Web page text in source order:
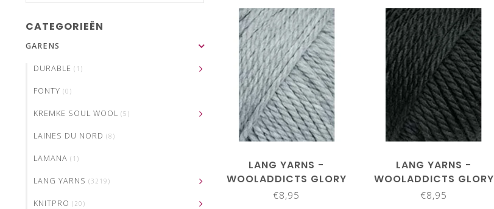
CATEGORIEËN
GARENS
DURABLE (1)
FONTY (0)
KREMKE SOUL WOOL (5)
LAINES DU NORD (8)
LAMANA (1)
LANG YARNS (3219)
KNITPRO (20)
LANG YARNS -
WOOLADDICTS GLORY
1061.0003
€8,95
LANG YARNS -
WOOLADDICTS GLORY
1061.0004
€8,95